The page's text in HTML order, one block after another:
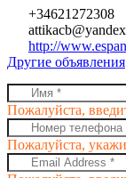
+34621272308
http://
Другие объявления
Пожалуйста,
Пожалуйста,